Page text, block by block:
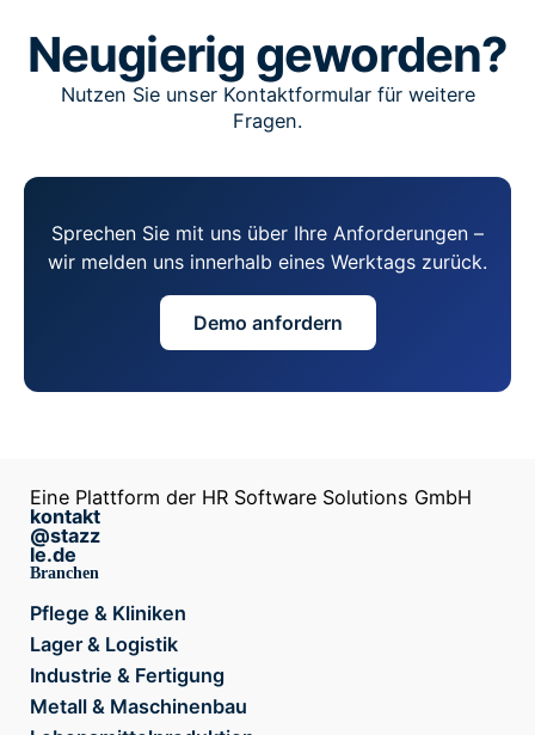
Neugierig geworden?
Nutzen Sie unser Kontaktformular für weitere
Fragen.
Sprechen Sie mit uns über Ihre Anforderungen –
wir melden uns innerhalb eines Werktags zurück.
Demo anfordern
Eine Plattform der HR Software Solutions GmbH
kontakt
@stazz
le.de
Branchen
Pflege & Kliniken
Lager & Logistik
Industrie & Fertigung
Metall & Maschinenbau